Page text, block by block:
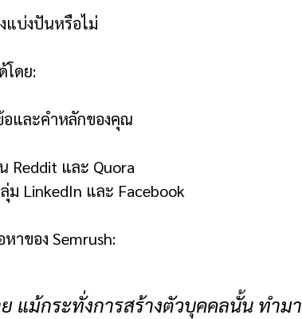
แบ่งปันหรือไม่
โดย:
อและคำหลักของคุณ
และ Quora
ม LinkedIn และ Facebook
าของ Semrush:
แม้กระทั่งการสร้างตัวบุคคลนั้น ทำ